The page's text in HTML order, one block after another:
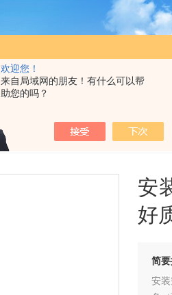
欢迎您！
来自局域网的朋友！有什么可以帮
助您的吗？
您的位置： 网站首页>产品展
安
好
简要
安